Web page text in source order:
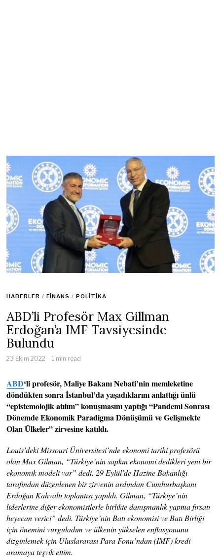
HABERLER / FINANS / POLITIKA
ABD’li Profesör Max Gillman
Erdoğan’a IMF Tavsiyesinde
Bulundu
23 Ekim 2022 1 min read
ABD‘li profesör, Maliye Bakanı Nebati’nin memleketine
döndükten sonra İstanbul’da yaşadıklarını anlattığı ünlü
“epistemolojik atılım” konuşmasını yaptığı “Pandemi Sonrası
Dönemde Ekonomik Paradigma Dönüşümü ve Gelişmekte
Olan Ülkeler” zirvesine katıldı.
Louis’deki Missouri Üniversitesi’nde ekonomi tarihi profesörü
olan Max Gilman, “Türkiye’nin sapkın ekonomi dedikleri yeni bir
ekonomik modeli var” dedi. 29 Eylül’de Hazine Bakanlığı
tarafından düzenlenen bir zirvenin ardından Cumhurbaşkanı
Erdoğan Kahvaltı toplantısı yapıldı. Gilman, “Türkiye’nin
liderlerine diğer ekonomistlerle birlikte danışmanlık yapma fırsatı
heyecan verici” dedi. Türkiye’nin Batı ekonomisi ve Batı Birliği
için önemini vurguladım ve ülkenin yükselen enflasyonunu
dizginlemek için Uluslararası Para Fonu’ndan (IMF) kredi
aramaya teşvik ettim.